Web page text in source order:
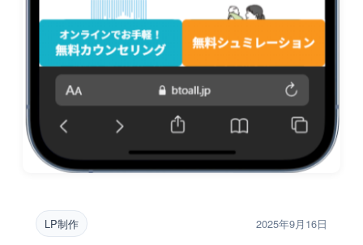
LP制作 2025年9月16日